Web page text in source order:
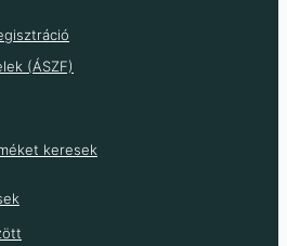
hőmérséklet
)
impulzusszámláló
(ÁSZF)
keresek